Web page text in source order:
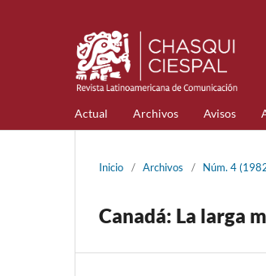
Actual Archivos Avisos
Inicio / Archivos / Núm. 4
Canadá: La larga